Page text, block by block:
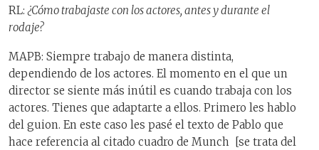
RL:¿Cómo trabajaste con los actores, antes y durante el
rodaje?
MAPB: Siempre trabajo de manera distinta,
dependiendo de los actores. El momento en el que un
director se siente más inútil es cuando trabaja con los
actores. Tienes que adaptarte a ellos. Primero les hablo
del guion. En este caso les pasé el texto de Pablo que
hace referencia al citado cuadro de Munch [se trata del